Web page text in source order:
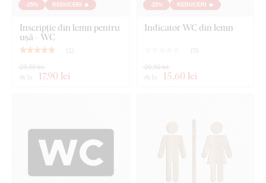
-25% REDUCERI 🔥
Inscripție din lemn pentru
ușă - WC
( )
de la 17,90 lei
23,90 lei
-25% REDUCERI 🔥
Indicator WC din lemn
( 0 )
de la 15,60 lei
20,90 lei